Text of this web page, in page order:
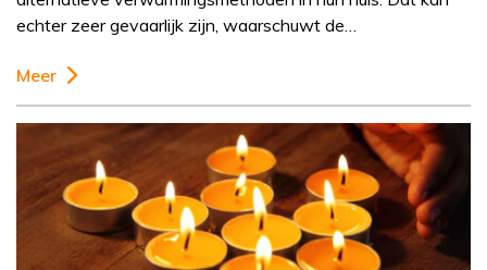
echter zeer gevaarlijk zijn, waarschuwt de…
Meer